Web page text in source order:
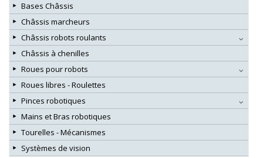
Bases Châssis
Châssis marcheurs
Châssis robots roulants
Châssis à chenilles
Roues pour robots
Roues libres - Roulettes
Pinces robotiques
Mains et Bras robotiques
Tourelles - Mécanismes
Systèmes de vision